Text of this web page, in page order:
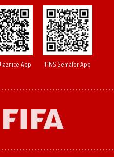
App HNS Semafor App